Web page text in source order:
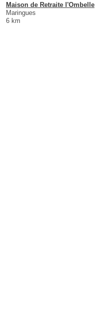
Maison de Retraite l'Ombelle
Maringues
6 km